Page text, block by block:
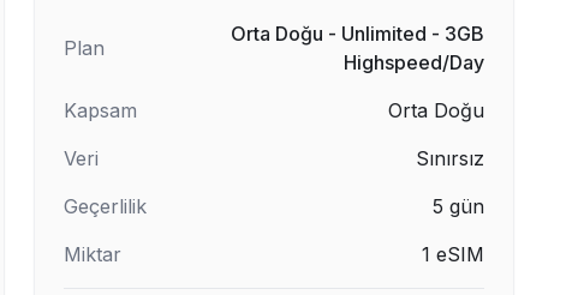
Plan
Orta Doğu - Unlimited - 3GB
Highspeed/Day
Kapsam
Orta Doğu
Veri
Sınırsız
Geçerlilik
5 gün
Miktar
1 eSIM